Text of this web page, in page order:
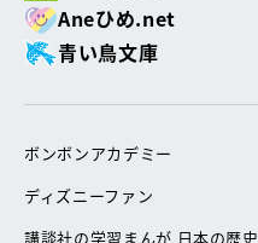
Aneひめ.net
青い鳥文庫
ボンボンアカデミー
ディズニーファン
講談社の学習まんが 日本の歴史